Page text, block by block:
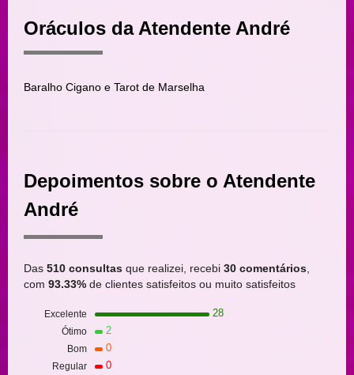
Oráculos da Atendente André
Baralho Cigano e Tarot de Marselha
Depoimentos sobre o Atendente
André
Das 510 consultas que realizei, recebi 30 comentários
com 93.33% de clientes satisfeitos ou muito satisfeitos
Excelente 28
Ótimo 2
Bom 0
Regular 0